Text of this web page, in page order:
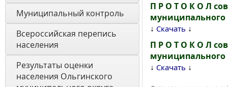
Муниципальный контроль
Всероссийская перепись
населения
Результаты оценки
населения Ольгинского
П Р О Т О К О Л
муниципального
↓ Скачать ↓
П Р О Т О К О Л
муниципального
↓ Скачать ↓